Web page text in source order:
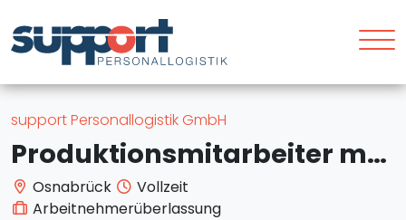
support Personallogistik GmbH
Produktionsmitarbeiter m/w/d
Osnabrück
Vollzeit
Arbeitnehmerüberlassung